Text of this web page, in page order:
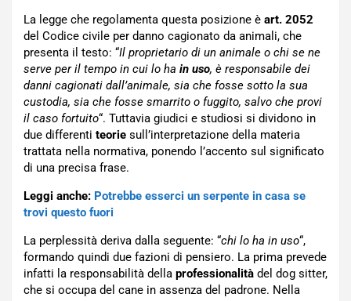
La legge che regolamenta questa posizione è art. 2052
del Codice civile per danno cagionato da animali, che
presenta il testo: “Il proprietario di un animale o chi se ne
serve per il tempo in cui lo ha in uso, è responsabile dei
danni cagionati dall’animale, sia che fosse sotto la sua
custodia, sia che fosse smarrito o fuggito, salvo che provi
il caso fortuito“. Tuttavia giudici e studiosi si dividono in
due differenti teorie sull’interpretazione della materia
trattata nella normativa, ponendo l’accento sul significato
di una precisa frase.
Leggi anche: Potrebbe esserci un serpente in casa se
trovi questo fuori
La perplessità deriva dalla seguente: “chi lo ha in uso“,
formando quindi due fazioni di pensiero. La prima prevede
infatti la responsabilità della professionalità del dog sitter,
che si occupa del cane in assenza del padrone. Nella